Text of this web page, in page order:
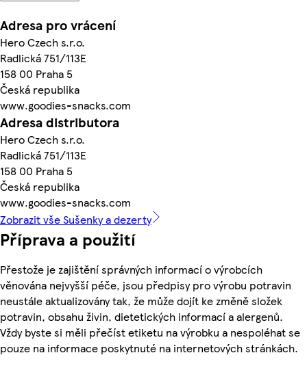
Adresa pro vrácení
Hero Czech s.r.o.
Radlická 751/113E
158 00 Praha 5
Česká republika
www.goodies-snacks.com
Adresa distributora
Hero Czech s.r.o.
Radlická 751/113E
158 00 Praha 5
Česká republika
www.goodies-snacks.com
Zobrazit vše Sušenky a dezerty
Příprava a použití
Přestože je zajištění správných informací o výrobcích
věnována nejvyšší péče, jsou předpisy pro výrobu potravin
neustále aktualizovány tak, že může dojít ke změně složek
potravin, obsahu živin, dietetických informací a alergenů.
Vždy byste si měli přečíst etiketu na výrobku a nespoléhat se
pouze na informace poskytnuté na internetových stránkách.